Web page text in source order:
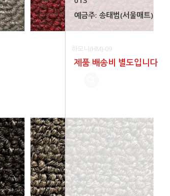
예금주: 송태범(서울매트)
제품 배송비 별도입니다
하모니(HM)-09
￦35,000